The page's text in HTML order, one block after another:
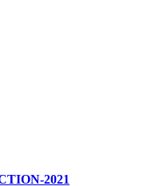
2021